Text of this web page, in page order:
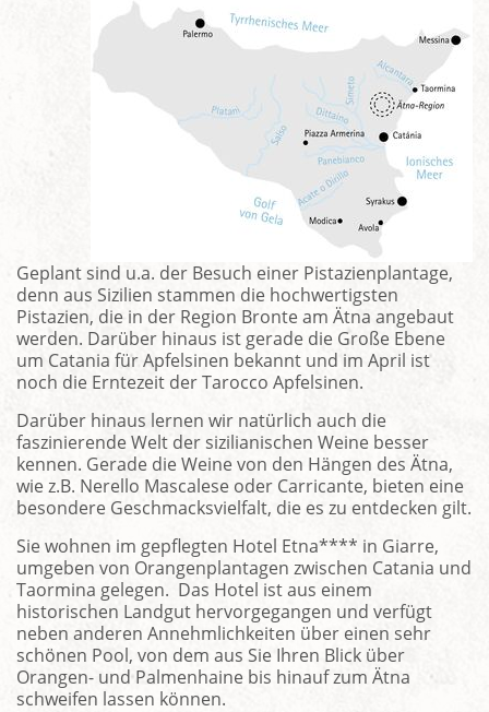
Geplant sind u.a. der Besuch einer Pistazienplantage,
denn aus Sizilien stammen die hochwertigsten
Pistazien, die in der Region Bronte am Ätna angebaut
werden. Darüber hinaus ist gerade die Große Ebene
um Catania für Apfelsinen bekannt und im April ist
noch die Erntezeit der Tarocco Apfelsinen.
Darüber hinaus lernen wir natürlich auch die
faszinierende Welt der sizilianischen Weine besser
kennen. Gerade die Weine von den Hängen des Ätna,
wie z.B. Nerello Mascalese oder Carricante, bieten eine
besondere Geschmacksvielfalt, die es zu entdecken gilt.
Sie wohnen im gepflegten Hotel Etna**** in Giarre,
umgeben von Orangenplantagen zwischen Catania und
Taormina gelegen. Das Hotel ist aus einem
historischen Landgut hervorgegangen und verfügt
neben anderen Annehmlichkeiten über einen sehr
schönen Pool, von dem aus Sie Ihren Blick über
Orangen- und Palmenhaine bis hinauf zum Ätna
schweifen lassen können.